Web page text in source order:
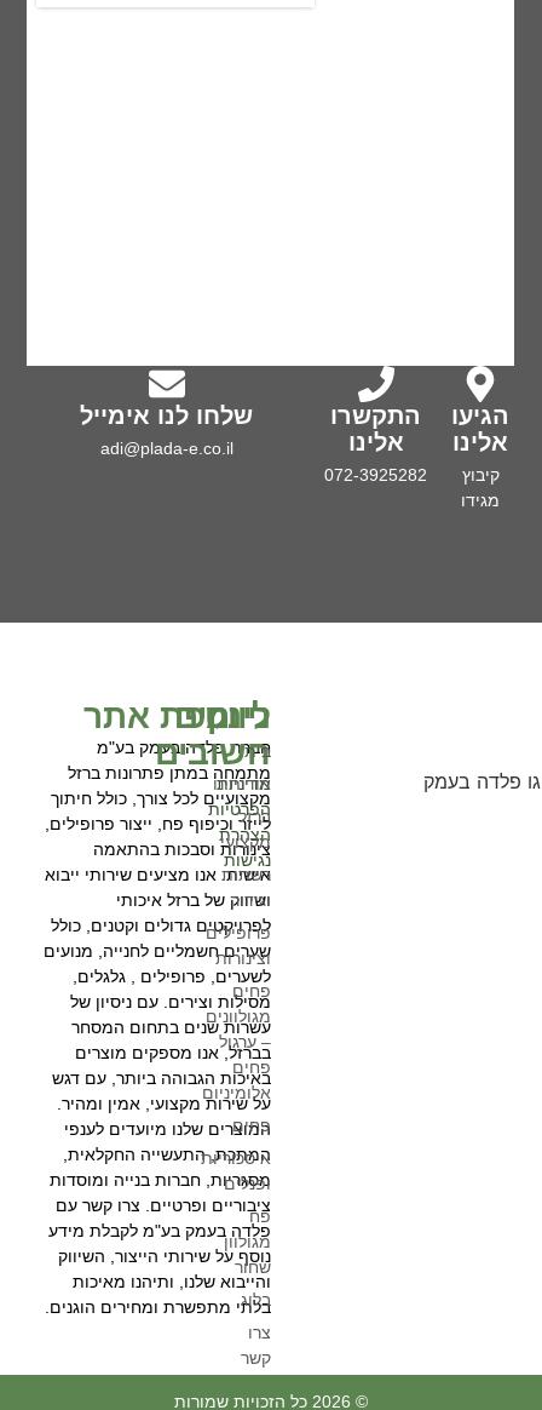
שלחו לנו אימייל
adi@plada-e.co.il
התקשרו
אלינו
072-3925282
הגיעו
אלינו
קיבוץ
מגידו
מפת אתר
חברת פלדה בעמק בע"מ
מתמחה במתן פתרונות ברזל
מקצועיים לכל צורך, כולל חיתוך
לייזר וכיפוף פח, ייצור פרופילים,
צינורות וסבכות בהתאמה
אישית. אנו מציעים שירותי ייבוא
ושיווק של ברזל איכותי
לפרויקטים גדולים וקטנים, כולל
שערים חשמליים לחנייה, מנועים
לשערים, פרופילים , גלגלים,
מסילות וצירים. עם ניסיון של
עשרות שנים בתחום המסחר
בברזל, אנו מספקים מוצרים
באיכות הגבוהה ביותר, עם דגש
על שירות מקצועי, אמין ומהיר.
המוצרים שלנו מיועדים לענפי
המתכת, התעשייה החקלאית,
מסגריות, חברות בנייה ומוסדות
ציבוריים ופרטיים. צרו קשר עם
פלדה בעמק בע"מ לקבלת מידע
נוסף על שירותי הייצור, השיווק
והייבוא שלנו, ותיהנו מאיכות
בלתי מתפשרת ומחירים הוגנים.
לינקים
חשובים
מדיניות
הפרטיות
הצהרת
נגישות
ניווט
בית
אודותינו
ברזל
מקצועי
רשתות
וגידור
פרופילים
וצינורות
פחים
מגולוונים
– ערגול
פחים
אלומיניום
פחים
איסכוריות
ופנלים
פח
מגולוון
שחור
בלוג
צרו
קשר
© 2026 כל הזכויות שמורות